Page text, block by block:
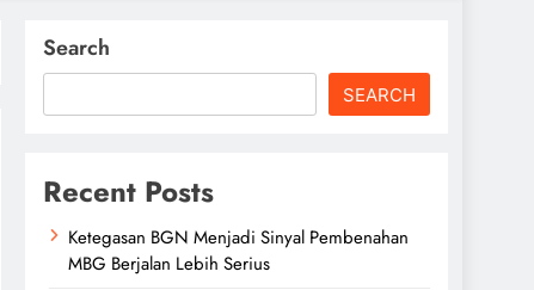
Search
SEARCH
Recent Posts
Ketegasan BGN Menjadi Sinyal Pembenahan
MBG Berjalan Lebih Serius